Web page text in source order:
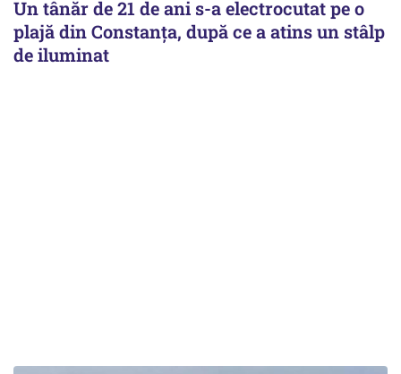
Un tânăr de 21 de ani s-a electrocutat pe o
plajă din Constanța, după ce a atins un stâlp
de iluminat